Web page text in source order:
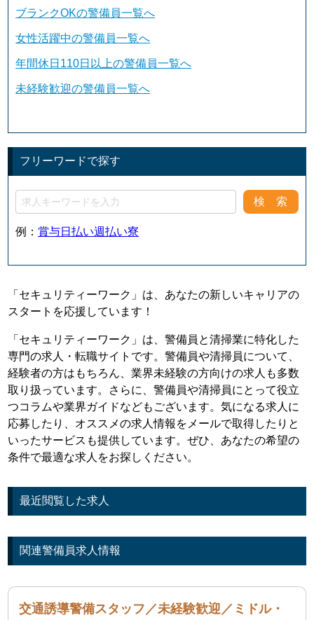
ブランクOKの警備員一覧へ
女性活躍中の警備員一覧へ
年間休日110日以上の警備員一覧へ
未経験歓迎の警備員一覧へ
フリーワードで探す
例： 賞与日払い週払い寮
「セキュリティーワーク」は、あなたの新しいキャリアの
スタートを応援しています！
「セキュリティーワーク」は、警備員と清掃業に特化した
専門の求人・転職サイトです。警備員や清掃員について、
経験者の方はもちろん、業界未経験の方向けの求人も多数
取り扱っています。さらに、警備員や清掃員にとって役立
つコラムや業界ガイドなどもございます。気になる求人に
応募したり、オススメの求人情報をメールで取得したりと
いったサービスも提供しています。ぜひ、あなたの希望の
条件で最適な求人をお探しください。
最近閲覧した求人
関連警備員求人情報
交通誘導警備スタッフ／未経験歓迎／ミドル・